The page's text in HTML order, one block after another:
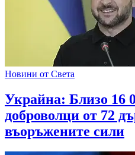
Новини от Света
Украйна: Близо 16
доброволци от 72
въоръжените сили